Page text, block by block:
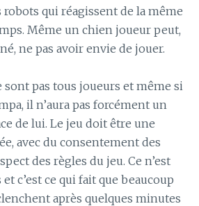
robots qui réagissent de la même
Même un chien joueur peut,
ne pas avoir envie de jouer.
sont pas tous joueurs et même si
il n’aura pas forcément un
de lui. Le jeu doit être une
avec du consentement des
des règles du jeu. Ce n’est
c’est ce qui fait que beaucoup
après quelques minutes